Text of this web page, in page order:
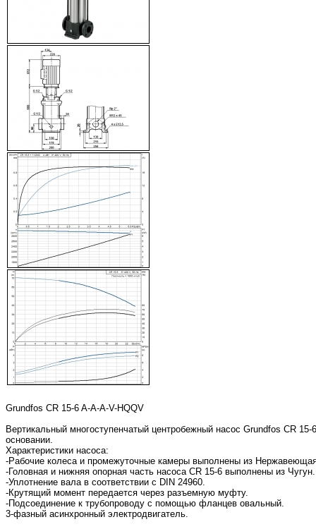
Grundfos CR 15-6 A-A-A-V-HQQV
Вертикальный многоступенчатый центробежный насос Grundfos CR
основании.
Характеристики насоса:
-Рабочие колеса и промежуточные камеры выполнены из
-Головная и нижняя опорная часть насоса CR 15-6 выполнены из Чугун.
-Уплотнение вала в соответствии с DIN 24960.
-Крутящий момент передается через разъемную муфту.
-Подсоединение к трубопроводу с помощью фланцев овальный.
3-фазный асинхронный электродвигатель.